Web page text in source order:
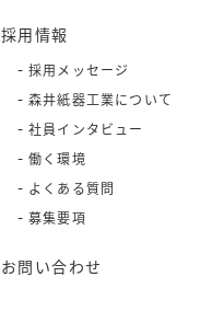
採用情報
採用メッセージ
森井紙器工業について
社員インタビュー
働く環境
よくある質問
募集要項
お問い合わせ